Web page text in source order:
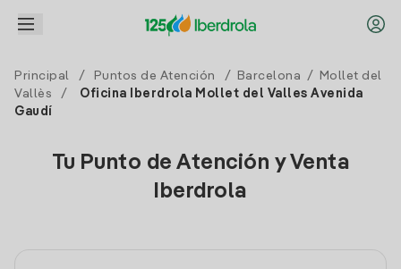
Principal / Puntos de Atención / Barcelona /
Mollet del
Vallès
/
Oficina Iberdrola Mollet del Valles Avenida
Gaudí
Tu Punto de Atención y Venta
Iberdrola